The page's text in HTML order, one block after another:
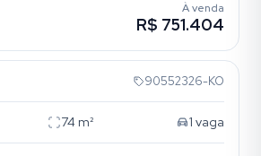
À venda
R$ 751.404
90552326-KO
74 m² 1 vaga